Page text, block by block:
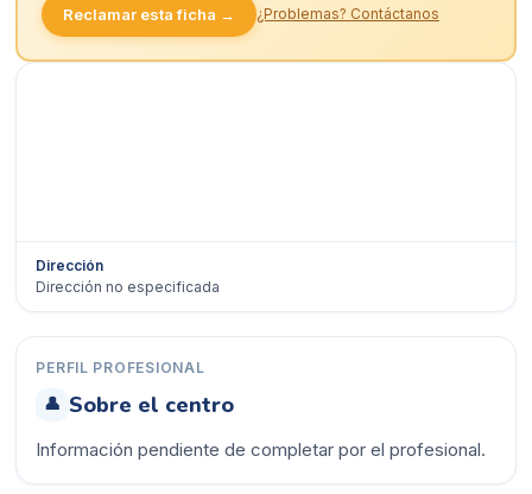
Reclamar esta ficha → ¿Problemas? Contáctanos
Dirección
Dirección no especificada
PERFIL PROFESIONAL
👤 Sobre el centro
Información pendiente de completar por el profesional.